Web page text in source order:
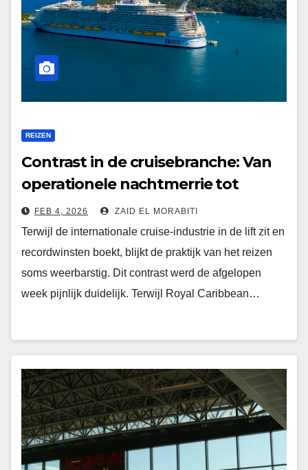
REIZEN
Contrast in de cruisebranche: Van
operationele nachtmerrie tot
miljardenorders
FEB 4, 2026 ZAID EL MORABITI
Terwijl de internationale cruise-industrie in de lift zit en
recordwinsten boekt, blijkt de praktijk van het reizen
soms weerbarstig. Dit contrast werd de afgelopen
week pijnlijk duidelijk. Terwijl Royal Caribbean…